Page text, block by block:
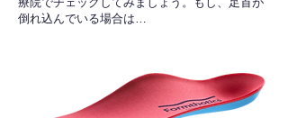
倒れ込んでいる場合は…